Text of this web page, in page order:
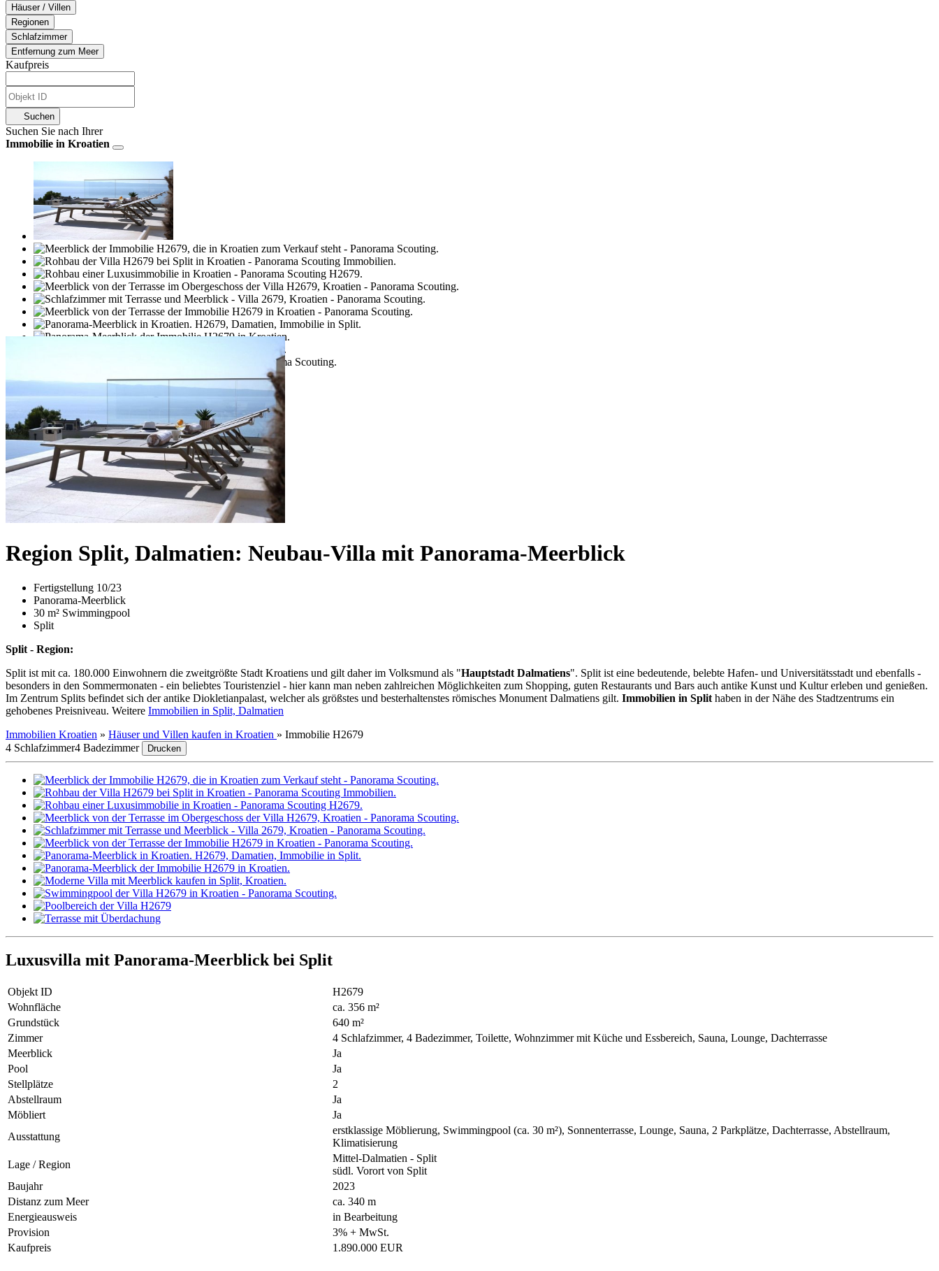
Häuser / Villen
Regionen
Schlafzimmer
Entfernung zum Meer
Kaufpreis
Suchen
Suchen Sie nach Ihrer
Immobilie in Kroatien
Region Split, Dalmatien: Neubau-Villa mit Panorama-Meerblick
Fertigstellung 10/23
Panorama-Meerblick
30 m² Swimmingpool
Split
Split - Region:
Split ist mit ca. 180.000 Einwohnern die zweitgrößte Stadt Kroatiens und gilt daher im Volksmund als "Hauptstadt Dalmatiens". Split ist eine bedeutende, belebte Hafen- und Universitätsstadt und ebenfalls -
besonders in den Sommermonaten - ein beliebtes Touristenziel - hier kann man neben zahlreichen Möglichkeiten zum Shopping, guten Restaurants und Bars auch antike Kunst und Kultur erleben und genießen.
Im Zentrum Splits befindet sich der antike Diokletianpalast, welcher als größstes und besterhaltenstes römisches Monument Dalmatiens gilt. Immobilien in Split haben in der Nähe des Stadtzentrums ein
gehobenes Preisniveau. Weitere Immobilien in Split, Dalmatien
Immobilien Kroatien » Häuser und Villen kaufen in Kroatien » Immobilie H2679
4 Schlafzimmer4 Badezimmer Drucken
Luxusvilla mit Panorama-Meerblick bei Split
Objekt ID
H2679
Wohnfläche
ca. 356 m²
Grundstück
640 m²
Zimmer
4 Schlafzimmer, 4 Badezimmer, Toilette, Wohnzimmer mit Küche und Essbereich, Sauna, Lounge, Dachterrasse
Meerblick
Ja
Pool
Ja
Stellplätze
2
Abstellraum
Ja
Möbliert
Ja
Ausstattung
erstklassige Möblierung, Swimmingpool (ca. 30 m²), Sonnenterrasse, Lounge, Sauna, 2 Parkplätze, Dachterrasse, Abstellraum,
Klimatisierung
Lage / Region
Mittel-Dalmatien - Split
südl. Vorort von Split
Baujahr
2023
Distanz zum Meer
ca. 340 m
Energieausweis
in Bearbeitung
Provision
3% + MwSt.
Kaufpreis
1.890.000 EUR